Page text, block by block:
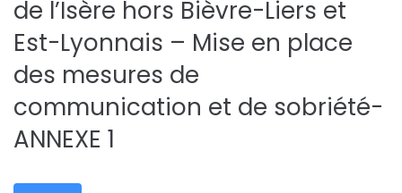
de l’Isère hors Bièvre-Liers et
Est-Lyonnais – Mise en place
des mesures de
communication et de sobriété-
ANNEXE 1